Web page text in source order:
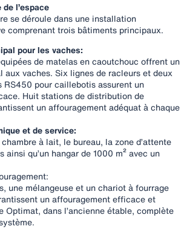
l’espace
se déroule dans une installation
comprenant trois bâtiments principaux.
pour les vaches:
de matelas en caoutchouc offrent un
aux vaches. Six lignes de racleurs et deux
RS450 pour caillebotis assurent un
Huit stations de distribution de
un affouragement adéquat à chaque
et de service:
à lait, le bureau, la zone d’attente
ainsi qu’un hangar de 1000 m² avec un
une mélangeuse et un chariot à fourrage
un affouragement efficace et
Optimat, dans l’ancienne étable, complète